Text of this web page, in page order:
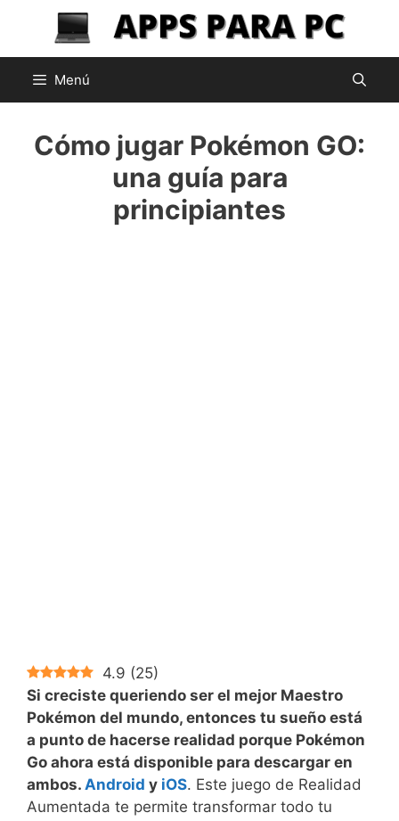
contenido
Menú
Cómo jugar Pokémon GO:
una guía para
principiantes
4.9 (25)
Si creciste queriendo ser el mejor Maestro
Pokémon del mundo, entonces tu sueño está
a punto de hacerse realidad porque Pokémon
Go ahora está disponible para descargar en
ambos. Android y iOS. Este juego de Realidad
Aumentada te permite transformar todo tu